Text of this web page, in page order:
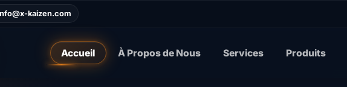
kaizen.com
Accueil À Propos de Nous Services Produits